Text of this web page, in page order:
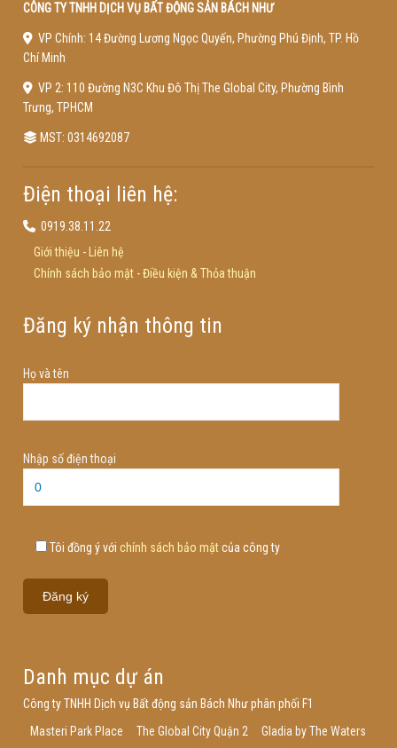
CÔNG TY TNHH DỊCH VỤ BẤT ĐỘNG SẢN BÁCH NHƯ
VP Chính: 14 Đường Lương Ngọc Quyến, Phường Phú Định, TP. Hồ
Chí Minh
VP 2: 110 Đường N3C Khu Đô Thị The Global City, Phường Bình
Trưng, TPHCM
MST: 0314692087
Điện thoại liên hệ:
0919.38.11.22
Giới thiệu -
Liên hệ
Chính sách bảo mật-Điều kiện & Thỏa thuận
Đăng ký nhận thông tin
Họ và tên
Nhập số điện thoại
Tôi đồng ý với chính sách bảo mậtcủa công ty
Danh mục dự án
Công ty TNHH Dịch vụ Bất động sản Bách Như phân phối F1
Masteri Park Place
The Global City Quận 2
Gladia by The Waters